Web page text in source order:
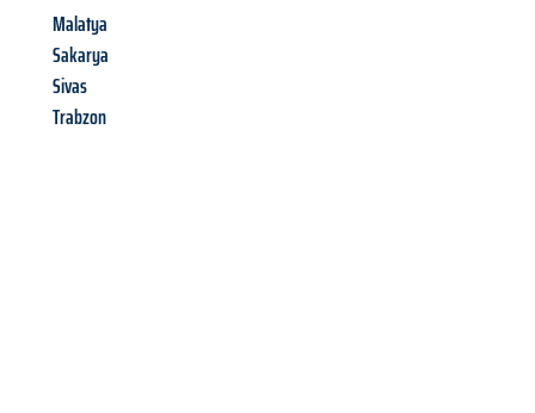
Malatya
Sakarya
Sivas
Trabzon